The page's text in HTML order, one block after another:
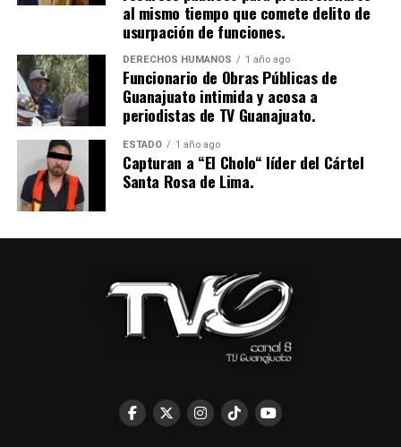
al mismo tiempo que comete delito de
usurpación de funciones.
DERECHOS HUMANOS 1 año ago
Funcionario de Obras Públicas de
Guanajuato intimida y acosa a
periodistas de TV Guanajuato.
ESTADO 1 año ago
Capturan a “El Cholo“ líder del Cártel
Santa Rosa de Lima.